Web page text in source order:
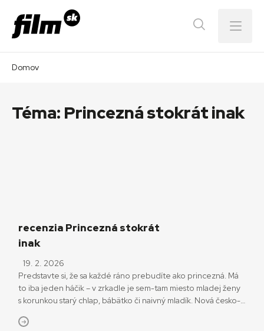
Menu
Domov
Téma: Princezná stokrát inak
recenzia Princezná stokrát
inak
19. 2. 2026
Predstavte si, že sa každé ráno prebudíte ako princezná. Má
to iba jeden háčik – v zrkadle je sem-tam miesto mladej ženy
s korunkou starý chlap, bábätko či naivný mladík. Nová česko-
samého seba napriek neistote a premenlivosti. Tlak okolia